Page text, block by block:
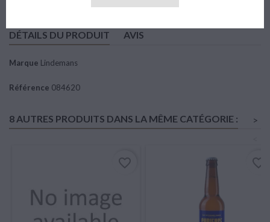
DÉTAILS DU PRODUIT AVIS
Marque Lindemans
Référence 084620
8 AUTRES PRODUITS DANS LA MÊME CATÉGORIE :
>
favorite_border favorite_border